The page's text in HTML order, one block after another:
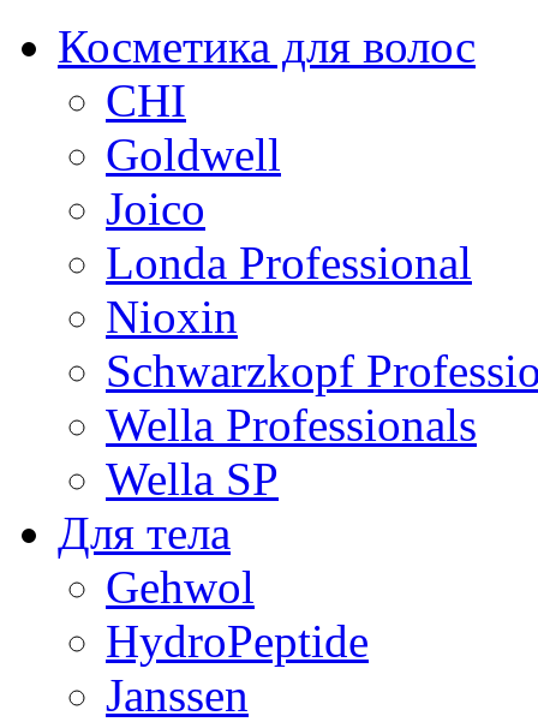
Косметика для волос
CHI
Goldwell
Joico
Londa Professional
Nioxin
Schwarzkopf
Wella Professionals
Wella SP
Для тела
Gehwol
HydroPeptide
Janssen